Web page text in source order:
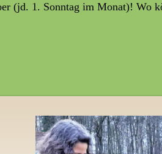
(jd. 1. Sonntag im Monat)! Wo